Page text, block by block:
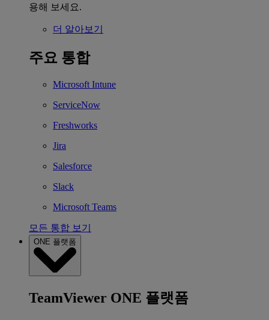
용해 보세요.
더 알아보기
주요 통합
Microsoft Intune
ServiceNow
Freshworks
Jira
Salesforce
Slack
Microsoft Teams
모든 통합 보기
ONE 플랫폼
TeamViewer ONE 플랫폼